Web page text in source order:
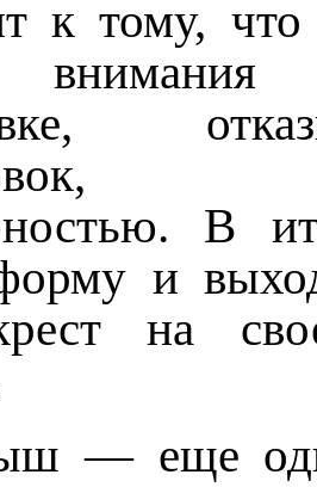
к тому, что
внимания
В
и
на
— еще